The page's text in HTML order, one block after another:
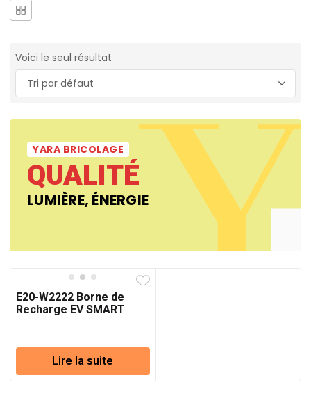
Voici le seul résultat
YARA BRICOLAGE
QUALITÉ
LUMIÈRE, ÉNERGIE
E20-W2222 Borne de
Recharge EV SMART
Lire la suite